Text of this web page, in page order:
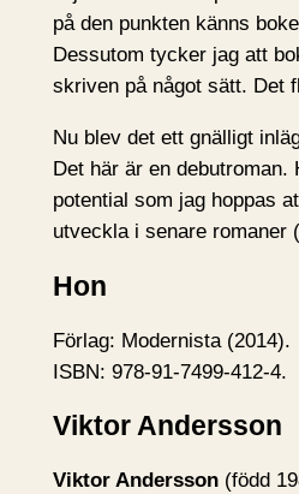
på den punkten känns
Dessutom tycker jag att
skriven på något sätt. Det
Nu blev det ett gnälligt
Det här är en
potential som jag hoppas
utveckla i senare romaner
Hon
Förlag: Modernista (2014).
ISBN: 978-91-7499-412-4.
Viktor Andersson
Viktor Andersson(född